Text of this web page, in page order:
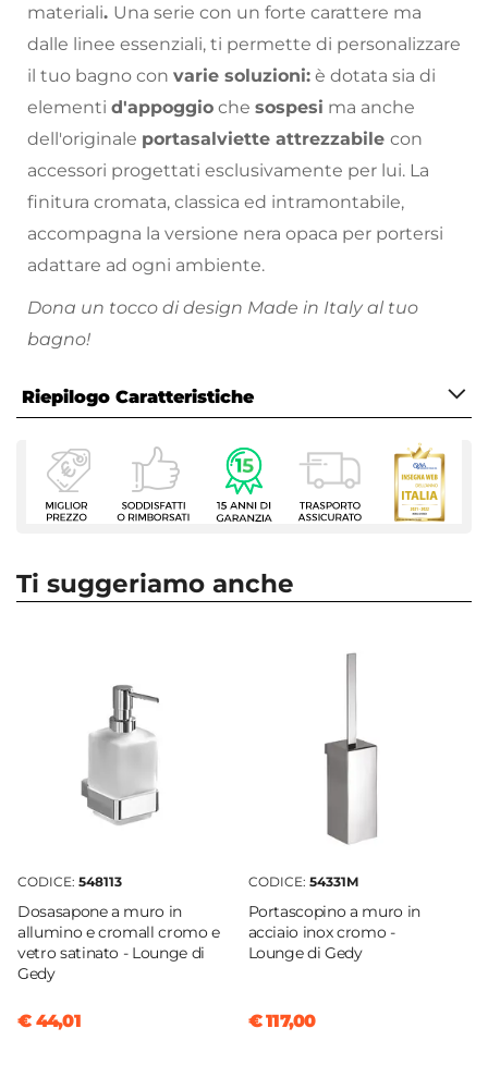
materiali. Una serie con un forte carattere ma
dalle linee essenziali, ti permette di personalizzare
il tuo bagno con varie soluzioni: è dotata sia di
elementi d'appoggio che sospesi ma anche
dell'originale portasalviette attrezzabile con
accessori progettati esclusivamente per lui. La
finitura cromata, classica ed intramontabile,
accompagna la versione nera opaca per portersi
adattare ad ogni ambiente.
Dona un tocco di design Made in Italy al tuo
bagno!
dell’azienda Gedy, realizzando prodotti di
standard elevato ed un rapporto qualità-prezzo
senza paragoni.
Riepilogo Caratteristiche
Caratteristiche
Tipologia
Portasalviette
Serie
Materiale
Alluminio|Cromall
Colore
Cromo
Larghezza
60 cm
Profondità
5,4 cm
Sistema Di Fissaggio
Ti suggeriamo anche
CODICE: 548113
Dosasapone a muro in
allumino e cromall cromo e
vetro satinato - Lounge di
Gedy
€ 44,01
CODICE: 54331M
Portascopino a muro in
acciaio inox cromo -
Lounge di Gedy
€ 117,00